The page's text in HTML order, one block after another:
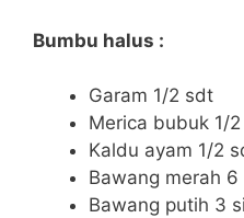
Bumbu halus :
Garam 1/2 sdt
Merica bubuk 1/
Kaldu ayam 1/2
Bawang merah
Bawang putih 3